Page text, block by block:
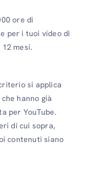
ore di
per i tuoi video di
mesi.
si applica
hanno già
per YouTube.
di cui sopra,
contenuti siano